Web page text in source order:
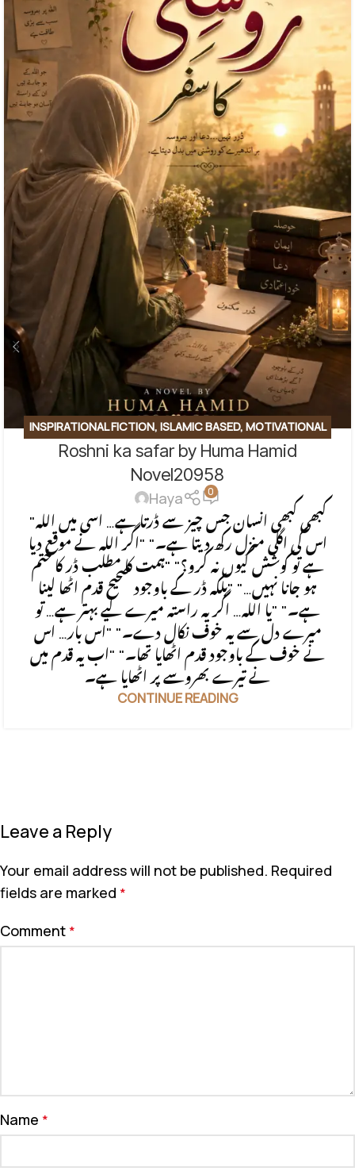
INSPIRATIONAL FICTION, ISLAMIC BASED, MOTIVATIONAL
SOCIAL ENGINEERING, SPIRITUAL,SPIRITUAL/FAITH-
BASED
Roshni ka safar by Huma Hamid
Novel20958
Haya 0
"کبھی کبھی انسان جس چیز سے ڈرتا ہے… اسی میں اللہ
اس کی اگلی منزل رکھ دیتا ہے۔" "اگر اللہ نے موقع دیا
ہے تو کوشش کیوں نہ کرو؟" "ہمت کا مطلب ڈر کا ختم
ہو جانا نہیں…" "بلکہ ڈر کے باوجود صحیح قدم اٹھا لینا
ہے۔" "یا اللہ… اگر یہ راستہ میرے لیے بہتر ہے… تو
میرے دل سے یہ خوف نکال دے۔" "اس بار… اس
نے خوف کے باوجود قدم اٹھایا تھا۔" "اب یہ قدم میں
نے تیرے بھروسے پر اٹھایا ہے۔
CONTINUE READING
Leave a Reply
Your email address will not be published. Required
fields are marked *
Comment *
Name *